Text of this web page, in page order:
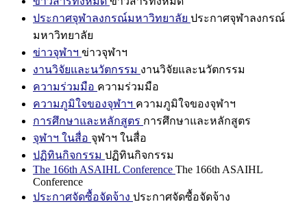
ประกาศจุฬาลงกรณ์มหาวิทยาลัย ประกาศจุฬาลงกรณ์
มหาวิทยาลัย
ข่าวจุฬาฯ ข่าวจุฬาฯ
งานวิจัยและนวัตกรรม งานวิจัยและนวัตกรรม
ความร่วมมือ ความร่วมมือ
ความภูมิใจของจุฬาฯ ความภูมิใจของจุฬาฯ
การศึกษาและหลักสูตร การศึกษาและหลักสูตร
จุฬาฯ ในสื่อ จุฬาฯ ในสื่อ
ปฏิทินกิจกรรม ปฏิทินกิจกรรม
The 166th ASAIHL Conference The 166th ASAIHL
Conference
ประกาศจัดซื้อจัดจ้าง ประกาศจัดซื้อจัดจ้าง